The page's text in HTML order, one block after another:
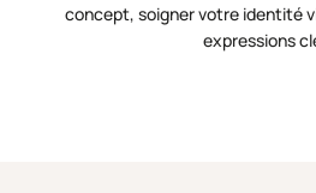
concept, soigner votre identité
expressions